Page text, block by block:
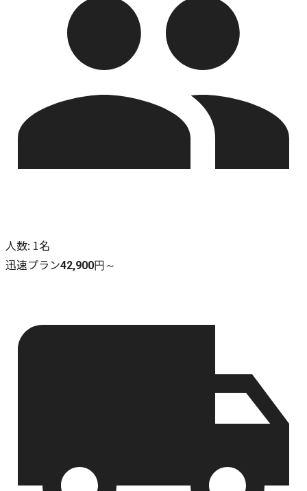
人数: 1名
迅速プラン42,900円～